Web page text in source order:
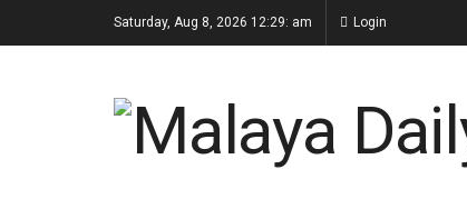
Saturday, Aug 8, 2026 12:29: am Login